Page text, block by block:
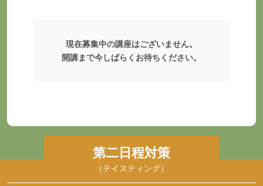
現在募集中の講座はございません。
開講まで今しばらくお待ちください。
第二日程対策
（テイスティング）